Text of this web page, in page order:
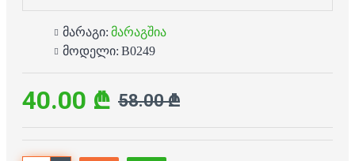
მარაგი: მარაგშია
მოდელი: B0249
40.00 ₾ 58.00 ₾